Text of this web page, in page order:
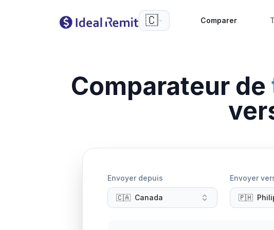
🇨🇦 Comparer
Comparateur de
Envoyer depuis
🇨🇦 Canada
Envoyer
🇵🇭